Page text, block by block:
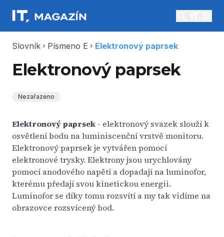
Slovník chevron_right Písmeno E chevron_right Elektronový paprsek
Elektronový paprsek
Nezařazeno
Elektronový paprsek - elektronový svazek slouží k
osvětlení bodu na luminiscenční vrstvě monitoru.
Elektronový paprsek je vytvářen pomocí
elektronové trysky. Elektrony jsou urychlovány
pomocí anodového napětí a dopadají na luminofor,
kterému předají svou kinetickou energii.
Luminofor se díky tomu rozsvítí a my tak vidíme na
obrazovce rozsvícený bod.